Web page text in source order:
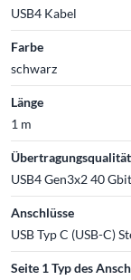
USB4 Kabel
Farbe
schwarz
Länge
1 m
Übertragungsqualität
USB4 Gen3x2 40
Anschlüsse
USB Typ C (USB-C)
Seite 1 Typ des